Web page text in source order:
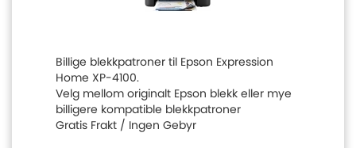
Billige blekkpatroner til Epson Expression
Home XP-4100.
Velg mellom originalt Epson blekk eller mye
billigere kompatible blekkpatroner
Gratis Frakt / Ingen Gebyr